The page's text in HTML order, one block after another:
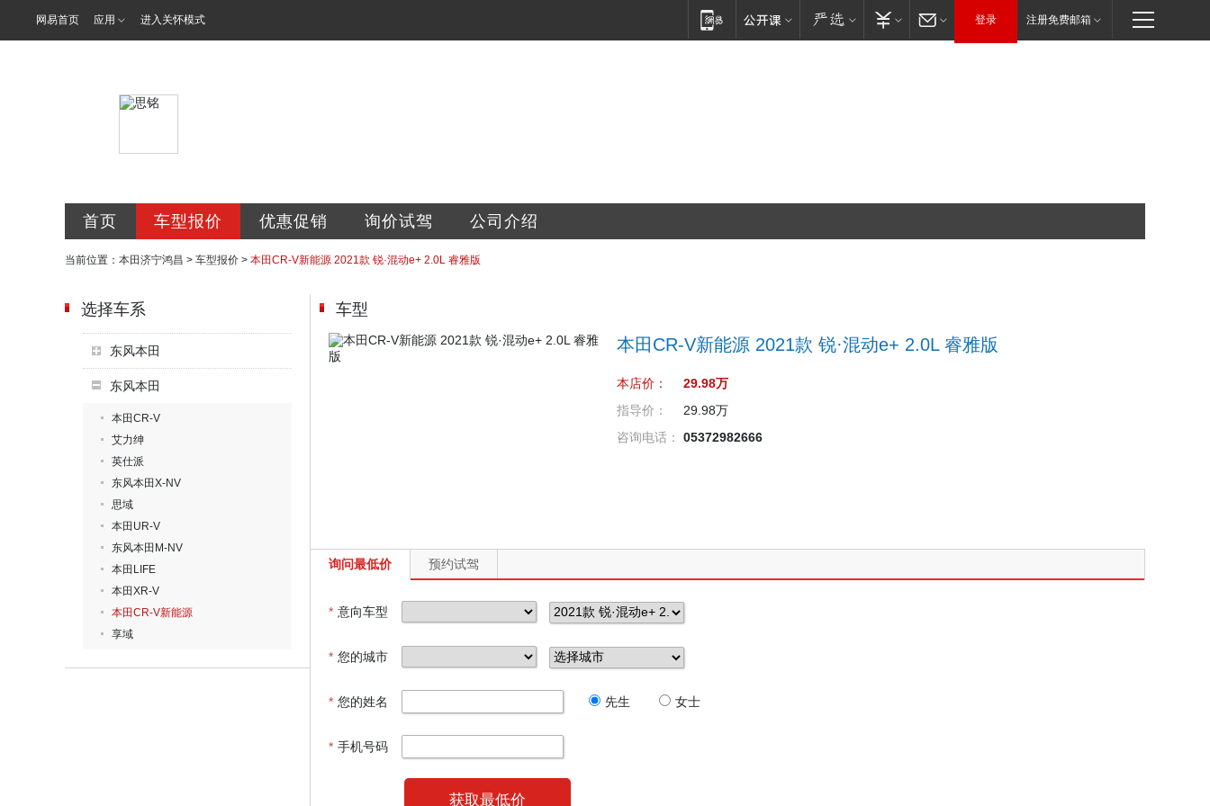
网易首页 应用 进入关怀模式 登录 注册免费邮箱
首页 车型报价 优惠促销 询价试驾 公司介绍
当前位置： 本田济宁鸿昌 > 车型报价 > 本田CR-V新能源 2021款 锐·混动e+ 2.0L 睿雅版
选择车系
东风本田
东风本田
本田CR-V
艾力绅
英仕派
东风本田X-NV
思域
本田UR-V
东风本田M-NV
本田LIFE
本田XR-V
本田CR-V新能源
享域
车型
本田CR-V新能源 2021款 锐·混动e+ 2.0L 睿雅版
本店价：
29.98万
指导价：
29.98万
咨询电话：
05372982666
询问最低价 预约试驾
* 意向车型
* 您的城市
* 您的姓名 先生 女士
* 手机号码
获取最低价